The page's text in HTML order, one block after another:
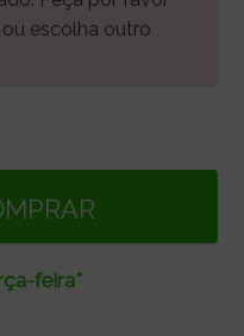
escolha outro
feira*